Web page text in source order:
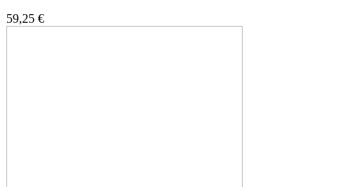
59,25 €